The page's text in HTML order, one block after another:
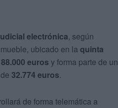
electrónica, según
ubicado en la quinta
88.000 euros y forma parte de un
32.774 euros.
de forma telemática a